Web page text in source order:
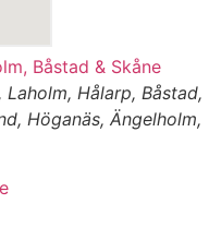
Båstad & Skåne
Hålarp, Båstad,
Höganäs, Ängelholm,